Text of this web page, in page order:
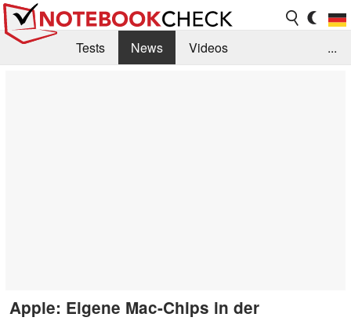
Tests News
Videos
...
Apple: Eigene Mac-Chips in der